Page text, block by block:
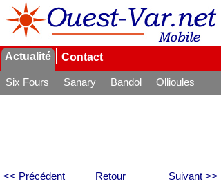
Actualité Contact
Six Fours Sanary Bandol
Ollioules
Retour
<< Précédent Suivant >>